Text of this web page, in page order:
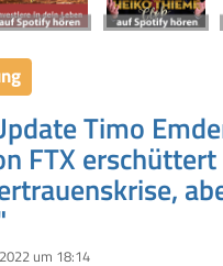
Timo
FTX
um 18:14